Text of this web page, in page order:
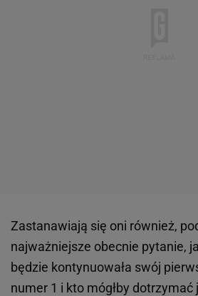
Zastanawiają się oni również,
najważniejsze obecnie pytanie,
będzie kontynuowała swój
numer 1 i kto mógłby dotrzymać